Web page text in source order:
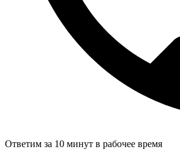
Ответим за 10 минут в рабочее время